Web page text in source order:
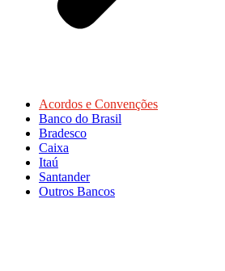
Acordos e Convenções
Banco do Brasil
Bradesco
Caixa
Itaú
Santander
Outros Bancos